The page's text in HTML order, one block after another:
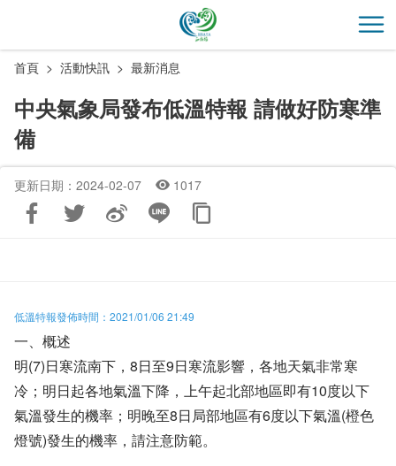
主
開
首頁 活動快訊 最新消息
中央氣象局發布低溫特報 請做好防寒準
備
更新日期：2024-02-07 1017
低溫特報發佈時間：2021/01/06 21:49
一、概述
明(7)日寒流南下，8日至9日寒流影響，各地天氣非常寒
冷；明日起各地氣溫下降，上午起北部地區即有10度以下
氣溫發生的機率；明晚至8日局部地區有6度以下氣溫(橙色
燈號)發生的機率，請注意防範。